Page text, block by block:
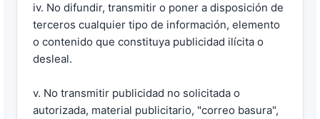
iv. No difundir, transmitir o poner a disposición de
terceros cualquier tipo de información, elemento
o contenido que constituya publicidad ilícita o
desleal.
v. No transmitir publicidad no solicitada o
autorizada, material publicitario, "correo basura",